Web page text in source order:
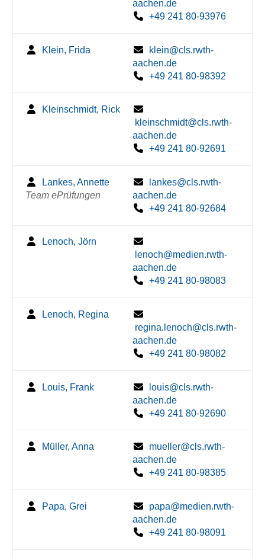
aachen.de
+49 241 80-93976
Klein, Frida
klein@cls.rwth-
aachen.de
+49 241 80-98392
Kleinschmidt, Rick
kleinschmidt@cls.rwth-
aachen.de
+49 241 80-92691
Lankes, Annette
Team ePrüfungen
lankes@cls.rwth-
aachen.de
+49 241 80-92684
Lenoch, Jörn
lenoch@medien.rwth-
aachen.de
+49 241 80-98083
Lenoch, Regina
regina.lenoch@cls.rwth-
aachen.de
+49 241 80-98082
Louis, Frank
louis@cls.rwth-
aachen.de
+49 241 80-92690
Müller, Anna
mueller@cls.rwth-
aachen.de
+49 241 80-98385
Papa, Grei
papa@medien.rwth-
aachen.de
+49 241 80-98091